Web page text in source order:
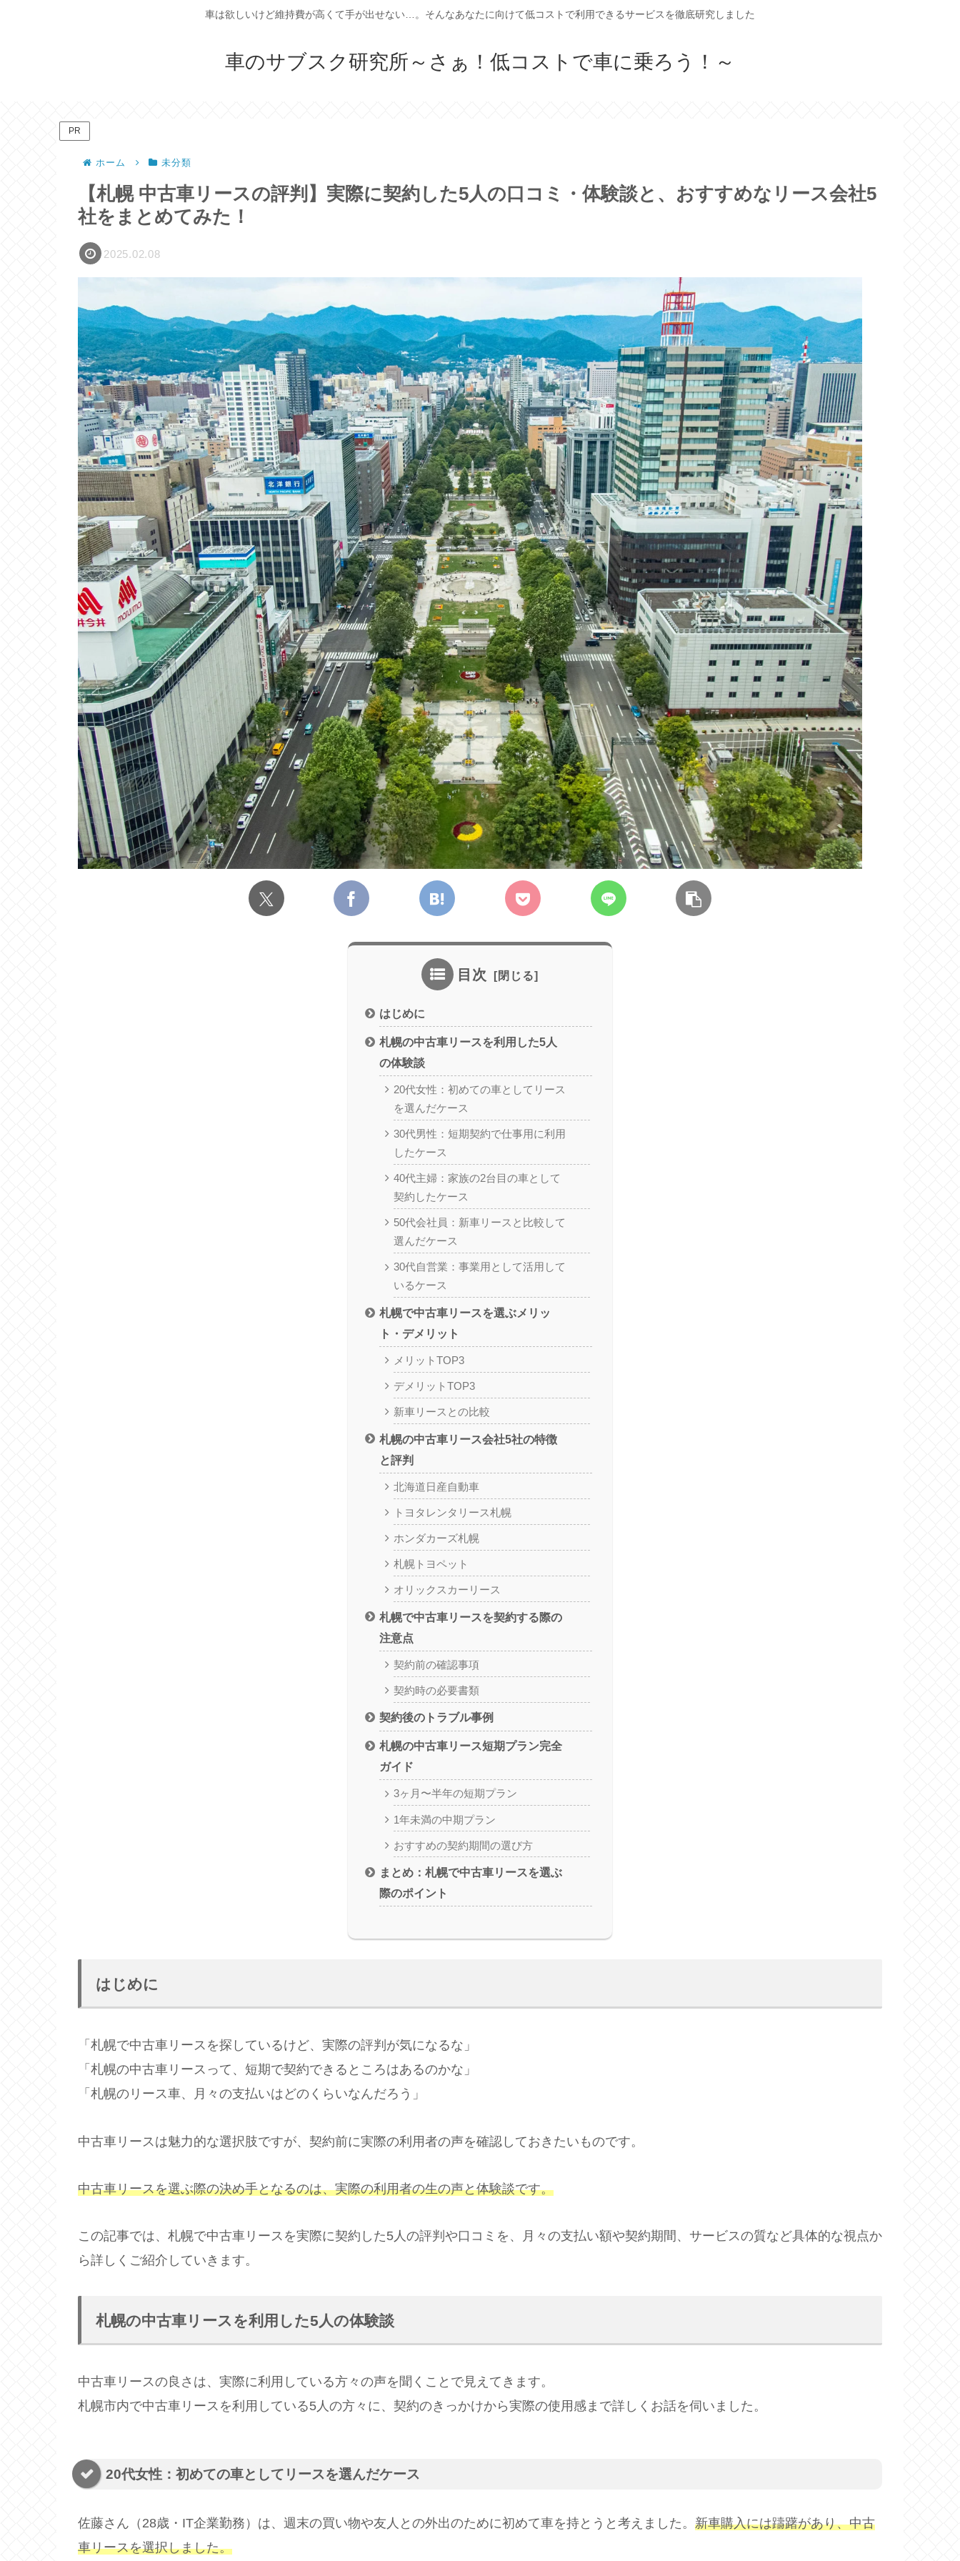
車は欲しいけど維持費が高くて手が出せない…。そんなあなたに向けて低コストで利用できるサービスを徹底研究しました
車のサブスク研究所～さぁ！低コストで車に乗ろう！～
PR
ホーム 未分類
【札幌 中古車リースの評判】実際に契約した5人の口コミ・体験談と、おすすめなリース会社5
社をまとめてみた！
2025.02.08
目次
はじめに
札幌の中古車リースを利用した5人
の体験談
20代女性：初めての車としてリース
を選んだケース
30代男性：短期契約で仕事用に利用
したケース
40代主婦：家族の2台目の車として
契約したケース
50代会社員：新車リースと比較して
選んだケース
30代自営業：事業用として活用して
いるケース
札幌で中古車リースを選ぶメリッ
ト・デメリット
メリットTOP3
デメリットTOP3
新車リースとの比較
札幌の中古車リース会社5社の特徴
と評判
北海道日産自動車
トヨタレンタリース札幌
ホンダカーズ札幌
札幌トヨペット
オリックスカーリース
札幌で中古車リースを契約する際の
注意点
契約前の確認事項
契約時の必要書類
契約後のトラブル事例
札幌の中古車リース短期プラン完全
ガイド
3ヶ月〜半年の短期プラン
1年未満の中期プラン
おすすめの契約期間の選び方
まとめ：札幌で中古車リースを選ぶ
際のポイント
はじめに
「札幌で中古車リースを探しているけど、実際の評判が気になるな」
「札幌の中古車リースって、短期で契約できるところはあるのかな」
「札幌のリース車、月々の支払いはどのくらいなんだろう」
中古車リースは魅力的な選択肢ですが、契約前に実際の利用者の声を確認しておきたいものです。
中古車リースを選ぶ際の決め手となるのは、実際の利用者の生の声と体験談です。
この記事では、札幌で中古車リースを実際に契約した5人の評判や口コミを、月々の支払い額や契約期間、サービスの質など具体的な視点か
ら詳しくご紹介していきます。
札幌の中古車リースを利用した5人の体験談
中古車リースの良さは、実際に利用している方々の声を聞くことで見えてきます。
札幌市内で中古車リースを利用している5人の方々に、契約のきっかけから実際の使用感まで詳しくお話を伺いました。
20代女性：初めての車としてリースを選んだケース
佐藤さん（28歳・IT企業勤務）は、週末の買い物や友人との外出のために初めて車を持とうと考えました。 新車購入には躊躇があり、中古
車リースを選択しました。